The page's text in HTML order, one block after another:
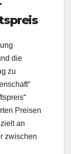
die
zu
Preisen
an
zwischen